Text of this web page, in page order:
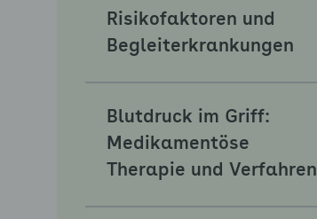
Risikofaktoren und
Begleiterkrankungen
Blutdruck im Griff:
Medikamentöse
Therapie und Verfahren